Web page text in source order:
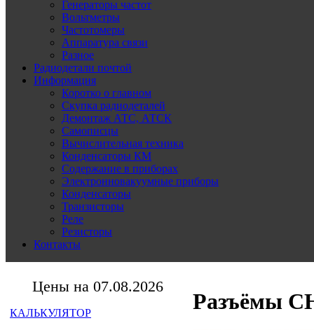
Генераторы частот
Вольтметры
Частотомеры
Аппаратура связи
Разное
Радиодетали почтой
Информация
Коротко о главном
Скупка радиодеталей
Демонтаж АТС, АТСК
Самописцы
Вычислительная техника
Конденсаторы КМ
Содержание в приборах
Электронновакуумные приборы
Конденсаторы
Транзисторы
Реле
Резисторы
Контакты
Цены на 07.08.2026
КАЛЬКУЛЯТОР
Разъёмы